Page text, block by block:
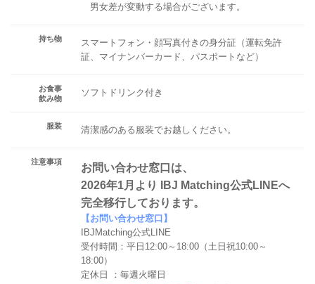
男女差が変動する場合がございます。
持ち物
スマートフォン・顔写真付きの身分証（運転免許
証、マイナンバーカード、パスポートなど）
お食事
飲み物
ソフトドリンク付き
服装 清潔感のある服装でお越しください。
注意事項
お問い合わせ窓口は、
2026年1月より IBJ Matching公式LINEへ
完全移行しております。
【お問い合わせ窓口】
IBJMatching公式LINE
受付時間：平日12:00～18:00（土日祝10:00～
18:00）
定休日 ：毎週火曜日